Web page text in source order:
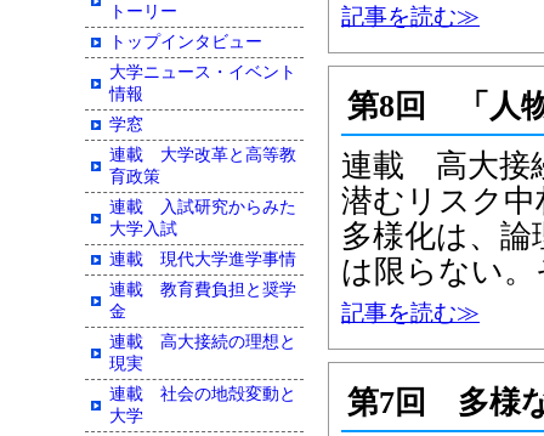
記事を読む≫
第8回 「人
連載 高大接
潜むリスク
多様化は、
は限らない
記事を読む≫
第7回 多様
トーリー
トップインタビュー
大学ニュース・イベント
情報
学窓
連載 大学改革と高等教
育政策
連載 入試研究からみた
大学入試
連載 現代大学進学事情
連載 教育費負担と奨学
金
連載 高大接続の理想と
現実
連載 社会の地殻変動と
大学